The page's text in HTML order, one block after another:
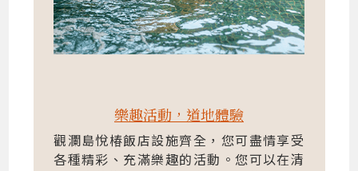
樂趣活動，道地體驗
觀瀾島悅椿飯店設施齊全，您可盡情享受
各種精彩、充滿樂趣的活動。您可以在清